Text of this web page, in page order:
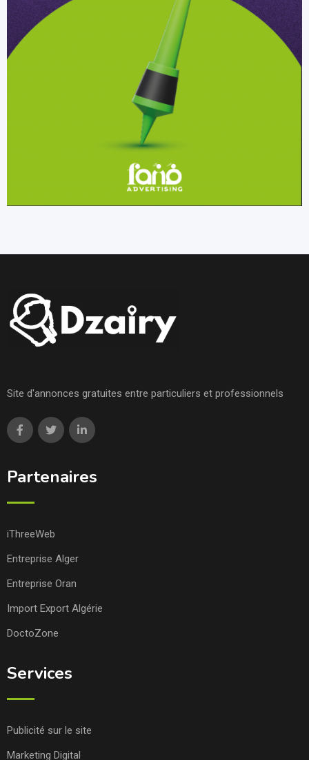
Site d'annonces gratuites entre particuliers et professionnels
Partenaires
iThreeWeb
Entreprise Alger
Entreprise Oran
Import Export Algérie
DoctoZone
Services
Publicité sur le site
Marketing Digital